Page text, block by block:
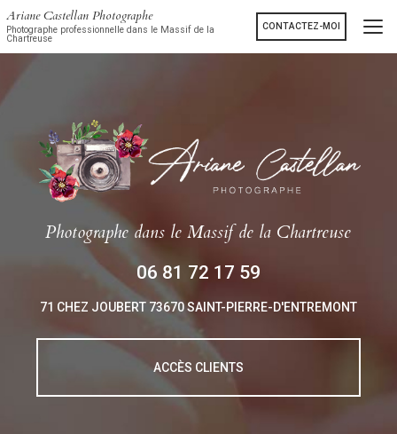
au
contenu
Ariane Castellan Photographe
Photographe professionnelle dans le Massif de la
Chartreuse
CONTACTEZ-MOI
Photographedans le Massif de la Chartreuse
06 81 72 17 59
71 CHEZ JOUBERT 73670 SAINT-PIERRE-D'ENTREMONT
ACCÈS CLIENTS